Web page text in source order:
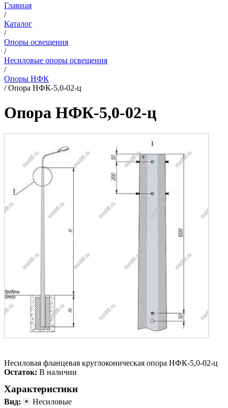
Главная
/
Каталог
/
Опоры освещения
/
Несиловые опоры освещения
/
Опоры НФК
/Опора НФК-5,0-02-ц
Опора НФК-5,0-02-ц
Несиловая фланцевая круглоконическая опора НФК-5,0-02-ц
Остаток: В наличии
Характеристики
Вид:
Несиловые